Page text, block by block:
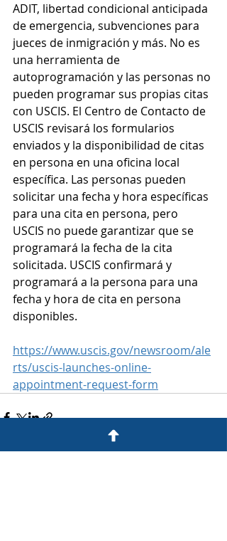
ADIT, libertad condicional anticipada
de emergencia, subvenciones para
jueces de inmigración y más. No es
una herramienta de
autoprogramación y las personas no
pueden programar sus propias citas
con USCIS. El Centro de Contacto de
USCIS revisará los formularios
enviados y la disponibilidad de citas
en persona en una oficina local
específica. Las personas pueden
solicitar una fecha y hora específicas
para una cita en persona, pero
USCIS no puede garantizar que se
programará la fecha de la cita
solicitada. USCIS confirmará y
programará a la persona para una
fecha y hora de cita en persona
disponibles.
https://www.uscis.gov/newsroom/ale
rts/uscis-launches-online-
appointment-request-form